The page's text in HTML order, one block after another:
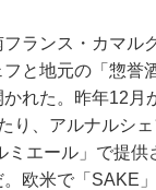
ランス・カマル
と地元の「惣誉
れた。昨年12月
り、アルナルシ
ミエール」で提供
欧米で「SAKE